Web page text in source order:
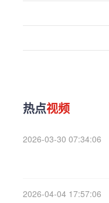
热点视频
2026-03-30 07:34:06
2026-04-04 17:57:06